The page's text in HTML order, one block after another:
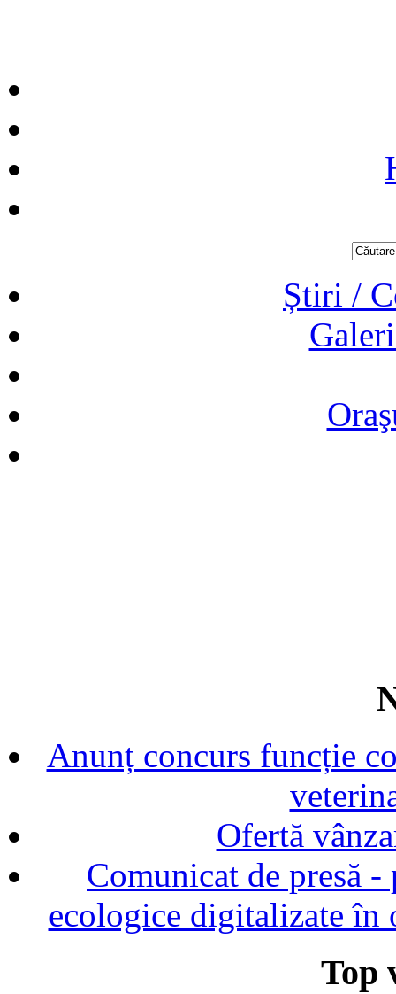
Știri /
Anunț concurs funcție
Ofertă
Comunicat de presă
ecologice digitalizate în
Top